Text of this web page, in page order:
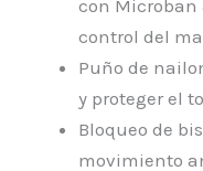
con Microban
control del
Puño de
y proteger el
Bloqueo de
movimiento